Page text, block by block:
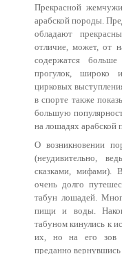
Прекрасной
арабской породы.
обладают
отличие, может, от
содержатся
прогулок, широко
цирковых
в спорте также
большую
на лошадях арабской
О возникновении
(неудивительно,
сказками,
очень долго
табун лошадей.
пищи и воды.
табуном кинулись к
их, но на его зов
преданно